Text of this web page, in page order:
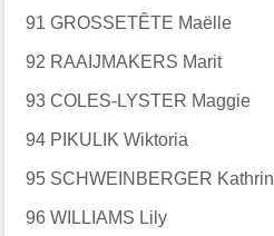
91 GROSSETÊTE Maëlle
92 RAAIJMAKERS Marit
93 COLES-LYSTER Maggie
94 PIKULIK Wiktoria
95 SCHWEINBERGER Kathrin
96 WILLIAMS Lily